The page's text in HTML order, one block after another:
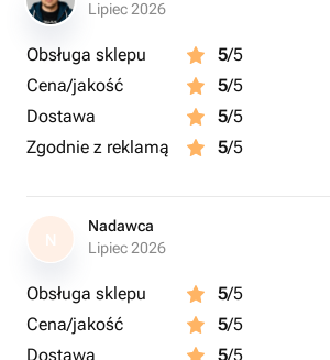
Lipiec 2026
Obsługa sklepu 5/5
Cena/jakość
5/5
Dostawa
5/5
Zgodnie z reklamą
5/5
N
Nadawca
Lipiec 2026
Obsługa sklepu 5/5
Cena/jakość
5/5
Dostawa
5/5